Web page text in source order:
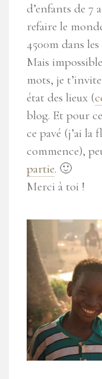
d’enfants de 7
refaire le
4500m dans
Mais
mots, je
état des lieux (
blog. Et pour
ce pavé (j’ai la
commence),
partie. 🙂
Merci à toi !